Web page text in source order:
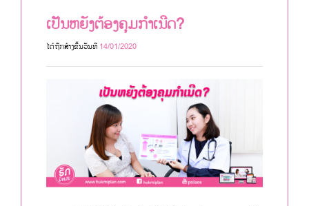
ເປັນຫຍັງຕ້ອງຄຸມກຳເນີດ?
ໄດ້ຖືກສ້າງຂື້ນວັນທີ 14/01/2020